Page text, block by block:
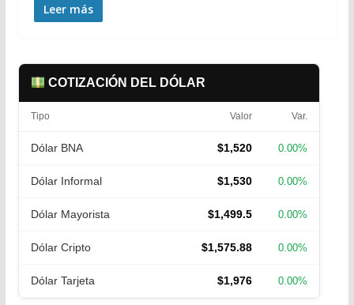
Leer más
COTIZACIÓN DEL DÓLAR
Tipo Valor Var.
Dólar BNA $1,520 0.00%
Dólar Informal $1,530 0.00%
Dólar Mayorista $1,499.5 0.00%
Dólar Cripto $1,575.88 0.00%
Dólar Tarjeta $1,976 0.00%